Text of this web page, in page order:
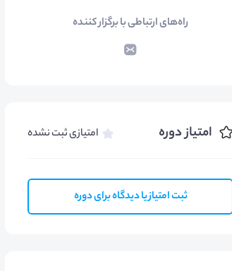
راه‌های ارتباطی با برگزار کننده
امتیاز دوره امتیازی ثبت نشده
ثبت امتیاز یا دیدگاه برای دوره